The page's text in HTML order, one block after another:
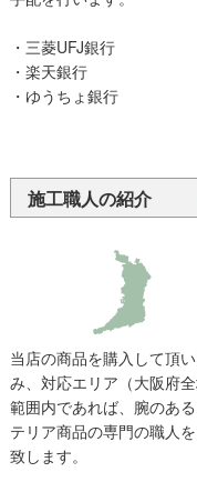
・三菱UFJ銀行
・楽天銀行
・ゆうちょ銀行
施工職人の紹介
当店の商品を購入して頂
み、対応エリア（大阪府
範囲内であれば、腕のあ
テリア商品の専門の職人
致します。